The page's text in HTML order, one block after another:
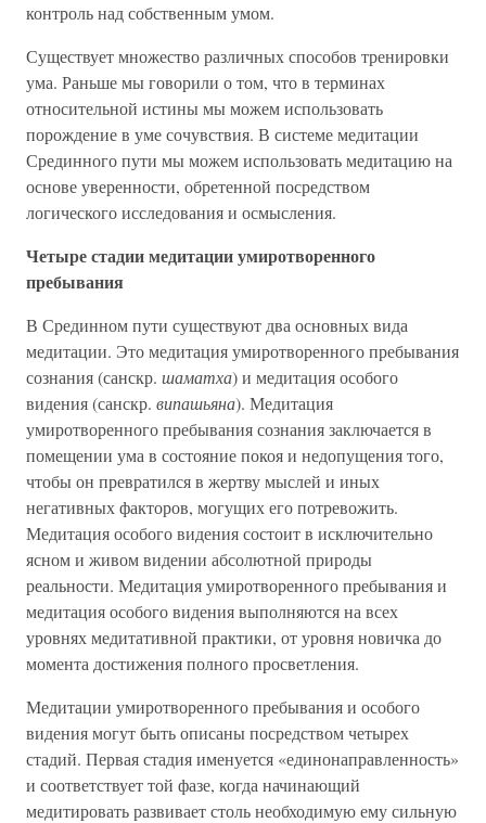
контроль над собственным умом.
Существует множество различных способов тренировки
ума. Раньше мы говорили о том, что в терминах
относительной истины мы можем использовать
порождение в уме сочувствия. В системе медитации
Срединного пути мы можем использовать медитацию на
основе уверенности, обретенной посредством
логического исследования и осмысления.
Четыре стадии медитации умиротворенного
пребывания
В Срединном пути существуют два основных вида
медитации. Это медитация умиротворенного пребывания
сознания (санскр. шаматха) и медитация особого
видения (санскр. випашьяна). Медитация
умиротворенного пребывания сознания заключается в
помещении ума в состояние покоя и недопущения того,
чтобы он превратился в жертву мыслей и иных
негативных факторов, могущих его потревожить.
Медитация особого видения состоит в исключительно
ясном и живом видении абсолютной природы
реальности. Медитация умиротворенного пребывания и
медитация особого видения выполняются на всех
уровнях медитативной практики, от уровня новичка до
момента достижения полного просветления.
Медитации умиротворенного пребывания и особого
видения могут быть описаны посредством четырех
стадий. Первая стадия именуется «единонаправленность»
и соответствует той фазе, когда начинающий
медитировать развивает столь необходимую ему сильную